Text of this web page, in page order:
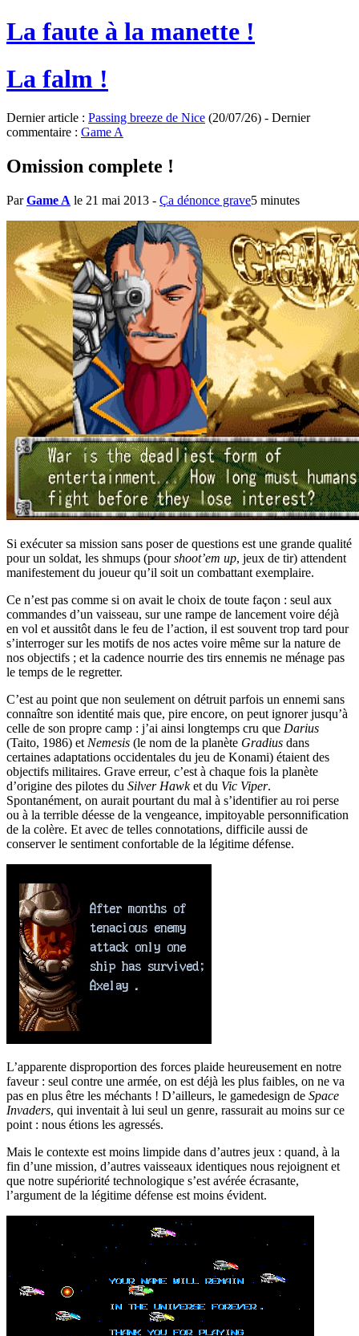
La faute à la manette !
La falm !
Dernier article : Passing breeze de Nice (20/07/26) - Dernier
commentaire : Game A
Omission complete !
ParGame A le 21 mai 2013 - Ça dénonce grave5 minutes
Si exécuter sa mission sans poser de questions est une grande qualité
pour un soldat, les shmups (pourshoot’em up, jeux de tir) attendent
manifestement du joueur qu’il soit un combattant exemplaire.
Ce n’est pas comme si on avait le choix de toute façon : seul aux
commandes d’un vaisseau, sur une rampe de lancement voire déjà
en vol et aussitôt dans le feu de l’action, il est souvent trop tard pour
s’interroger sur les motifs de nos actes voire même sur la nature de
nos objectifs ; et la cadence nourrie des tirs ennemis ne ménage pas
le temps de le regretter.
C’est au point que non seulement on détruit parfois un ennemi sans
connaître son identité mais que, pire encore, on peut ignorer jusqu’à
celle de son propre camp : j’ai ainsi longtemps cru que Darius
(Taito, 1986) et Nemesis (le nom de la planète Gradius dans
certaines adaptations occidentales du jeu de Konami) étaient des
objectifs militaires. Grave erreur, c’est à chaque fois la planète
d’origine des pilotes du Silver Hawket du Vic Viper.
Spontanément, on aurait pourtant du mal à s’identifier au roi perse
ou à la terrible déesse de la vengeance, impitoyable personnification
de la colère. Et avec de telles connotations, difficile aussi de
conserver le sentiment confortable de la légitime défense.
L’apparente disproportion des forces plaide heureusement en notre
faveur : seul contre une armée, on est déjà les plus faibles, on ne va
pas en plus être les méchants ! D’ailleurs, le gamedesign de Space
Invaders, qui inventait à lui seul un genre, rassurait au moins sur ce
point : nous étions les agressés.
Mais le contexte est moins limpide dans d’autres jeux : quand, à la
fin d’une mission, d’autres vaisseaux identiques nous rejoignent et
que notre supériorité technologique s’est avérée écrasante,
l’argument de la légitime défense est moins évident.